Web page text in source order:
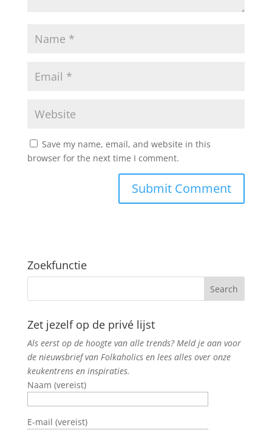
Save my name, email, and website in this
browser for the next time I comment.
Zoekfunctie
Zet jezelf op de privé lijst
Als eerst op de hoogte van alle trends? Meld je aan voor
de nieuwsbrief van Folkaholics en lees alles over onze
keukentrens en inspiraties.
Naam (vereist)
E-mail (vereist)